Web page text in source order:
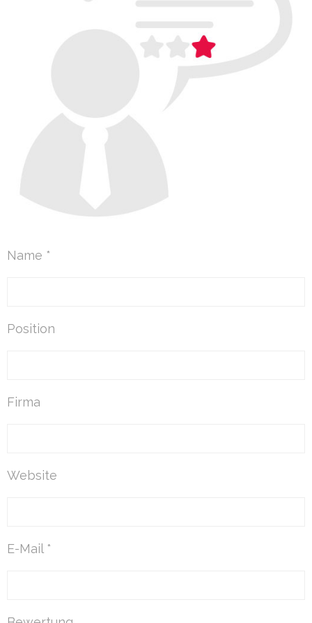
Name *
Position
Firma
Website
E-Mail *